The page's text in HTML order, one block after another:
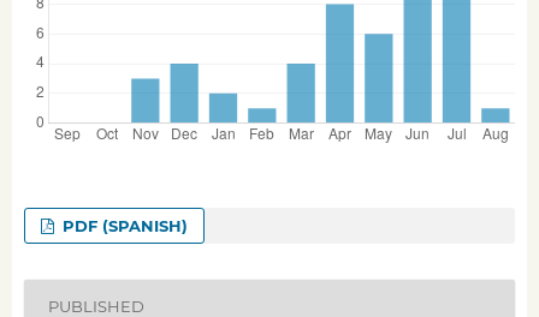
PDF (SPANISH)
PUBLISHED